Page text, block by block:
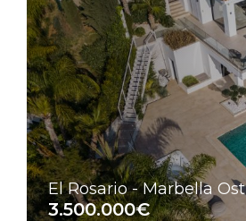
El Rosario - Marbella Ost
3.500.000€